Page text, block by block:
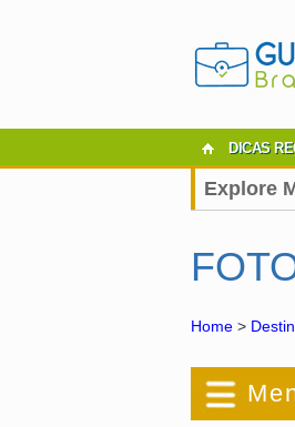
DICAS
Explore
Home >